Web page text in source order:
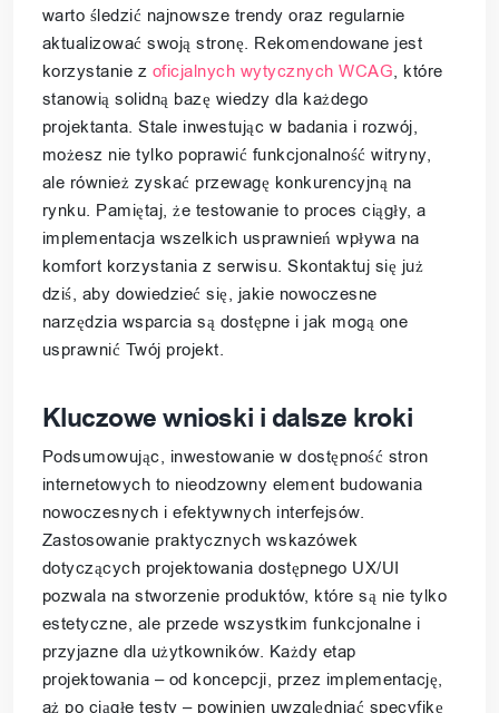
warto śledzić najnowsze trendy oraz regularnie
aktualizować swoją stronę. Rekomendowane jest
korzystanie z oficjalnych wytycznych WCAG, które
stanowią solidną bazę wiedzy dla każdego
projektanta. Stale inwestując w badania i rozwój,
możesz nie tylko poprawić funkcjonalność witryny,
ale również zyskać przewagę konkurencyjną na
rynku. Pamiętaj, że testowanie to proces ciągły, a
implementacja wszelkich usprawnień wpływa na
komfort korzystania z serwisu. Skontaktuj się już
dziś, aby dowiedzieć się, jakie nowoczesne
narzędzia wsparcia są dostępne i jak mogą one
usprawnić Twój projekt.
Kluczowe wnioski i dalsze kroki
Podsumowując, inwestowanie w dostępność stron
internetowych to nieodzowny element budowania
nowoczesnych i efektywnych interfejsów.
Zastosowanie praktycznych wskazówek
dotyczących projektowania dostępnego UX/UI
pozwala na stworzenie produktów, które są nie tylko
estetyczne, ale przede wszystkim funkcjonalne i
przyjazne dla użytkowników. Każdy etap
projektowania – od koncepcji, przez implementację,
aż po ciągłe testy – powinien uwzględniać specyfikę